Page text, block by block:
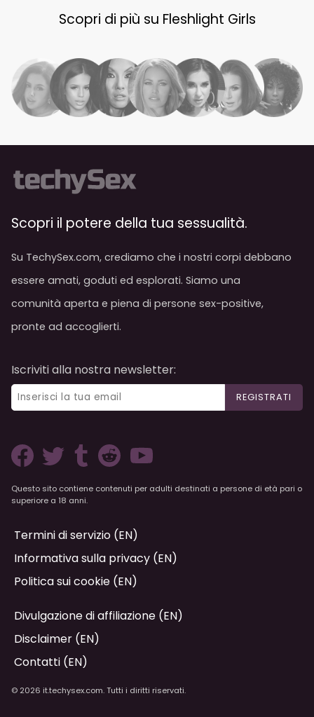
Scopri di più su Fleshlight Girls
Scopri il potere della tua sessualità.
Su TechySex.com, crediamo che i nostri corpi debbano
essere amati, goduti ed esplorati. Siamo una
comunità aperta e piena di persone sex-positive,
pronte ad accoglierti.
Iscriviti alla nostra newsletter:
REGISTRATI
Questo sito contiene contenuti per adulti destinati a persone di età pari o
superiore a 18 anni.
Termini di servizio (EN)
Informativa sulla privacy (EN)
Politica sui cookie (EN)
Divulgazione di affiliazione (EN)
Disclaimer (EN)
Contatti (EN)
© 2026 it.techysex.com. Tutti i diritti riservati.